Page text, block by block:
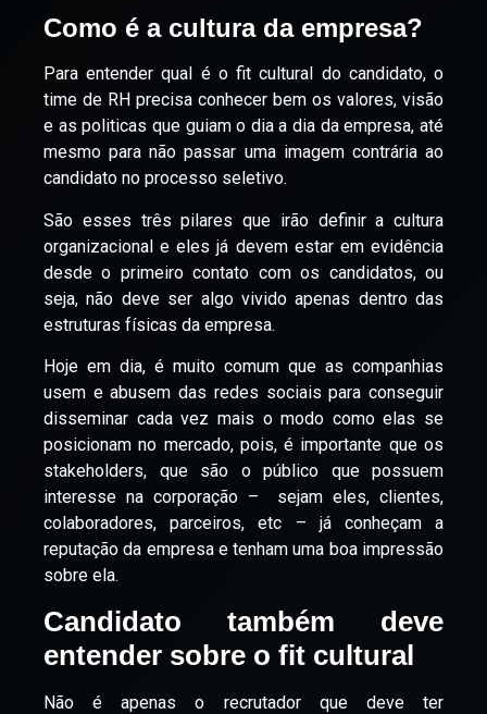
Como é a cultura da empresa?
Para entender qual é o fit cultural do candidato, o
time de RH precisa conhecer bem os valores, visão
e as politicas que guiam o dia a dia da empresa, até
mesmo para não passar uma imagem contrária ao
candidato no processo seletivo.
São esses três pilares que irão definir a cultura
organizacional e eles já devem estar em evidência
desde o primeiro contato com os candidatos, ou
seja, não deve ser algo vivido apenas dentro das
estruturas físicas da empresa.
Hoje em dia, é muito comum que as companhias
usem e abusem das redes sociais para conseguir
disseminar cada vez mais o modo como elas se
posicionam no mercado, pois, é importante que os
stakeholders, que são o público que possuem
interesse na corporação – sejam eles, clientes,
colaboradores, parceiros, etc – já conheçam a
reputação da empresa e tenham uma boa impressão
sobre ela.
Candidato também deve
entender sobre o fit cultural
Não é apenas o recrutador que deve ter